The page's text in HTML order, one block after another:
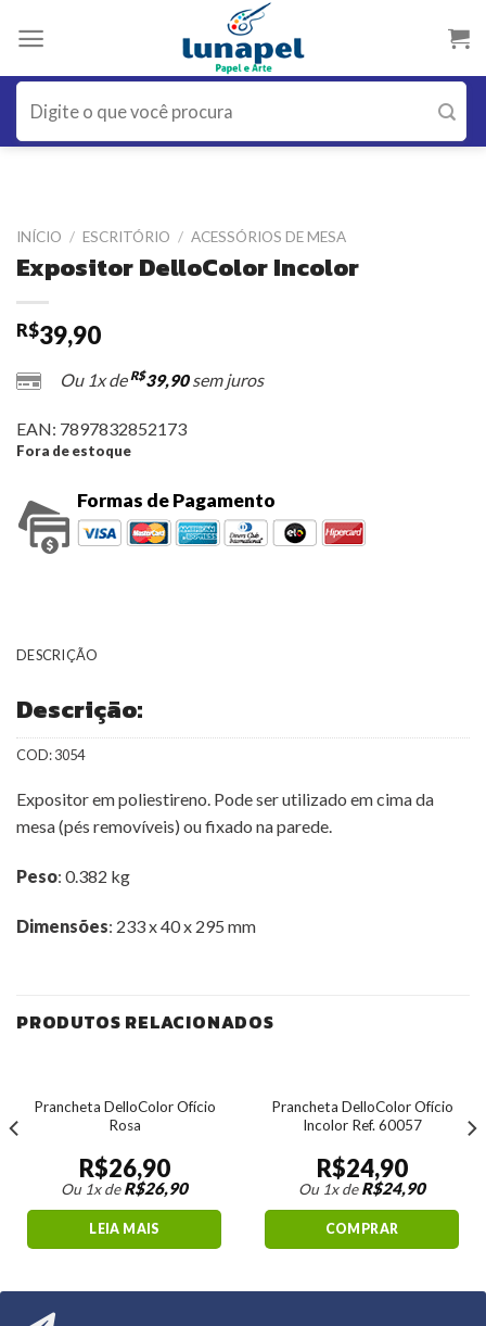
Pesquisar
por:
INÍCIO / ESCRITÓRIO / ACESSÓRIOS DE MESA
Expositor DelloColor Incolor
R$39,90
Ou 1x de R$39,90sem juros
EAN: 7897832852173
Fora de estoque
Formas de Pagamento
DESCRIÇÃO
Descrição:
COD:3054
Expositor em poliestireno. Pode ser utilizado em cima da
mesa (pés removíveis) ou fixado na parede.
Peso: 0.382 kg
Dimensões: 233 x 40 x 295 mm
PRODUTOS RELACIONADOS
Prancheta DelloColor Ofício
Rosa
R$26,90
Ou 1x deR$26,90
LEIA MAIS
Prancheta DelloColor Ofício
Incolor Ref. 60057
R$24,90
Ou 1x deR$24,90
COMPRAR